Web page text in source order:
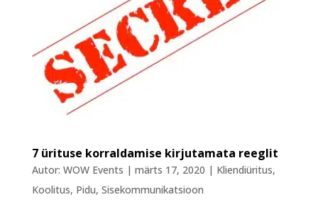
7 ürituse korraldamise kirjutamata reeglit
Autor: WOW Events | märts 17, 2020 | Kliendiüritus,
Koolitus, Pidu, Sisekommunikatsioon